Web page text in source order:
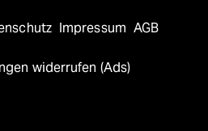
Impressum AGB
widerrufen (Ads)